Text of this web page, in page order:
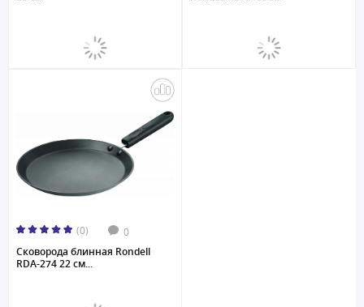
(0) 0
Сковорода блинная Rondell
RDA-274 22 см...